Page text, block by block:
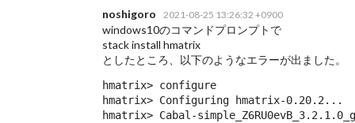
noshigoro 2021-08-25 13:26:32 +0900
windows10のコマンドプロンプトで
stack install hmatrix
としたところ、以下のようなエラーが出ました。
hmatrix> configure
hmatrix> Configuring hmatrix-0.20.2...
hmatrix> Cabal-